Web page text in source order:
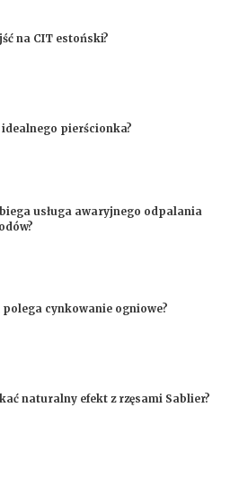
na CIT estoński?
idealnego pierścionka?
usługa awaryjnego odpalania
polega cynkowanie ogniowe?
naturalny efekt z rzęsami Sablier?